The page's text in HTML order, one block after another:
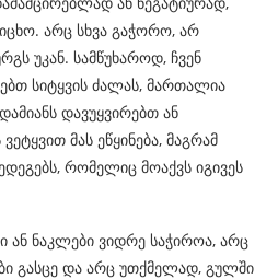
არც სხვა გაჭორო, არ
უკან. სამწუხაროდ, ჩვენ
სიტყვის ძალას, მართალია
დავუყვირებთ ან
მას ეწყინება, მაგრამ
რომელიც მოაქვს იგივეს
ან ნაკლები ვიდრე საჭიროა, არც
გასცე და არც უთქმელად, გულში